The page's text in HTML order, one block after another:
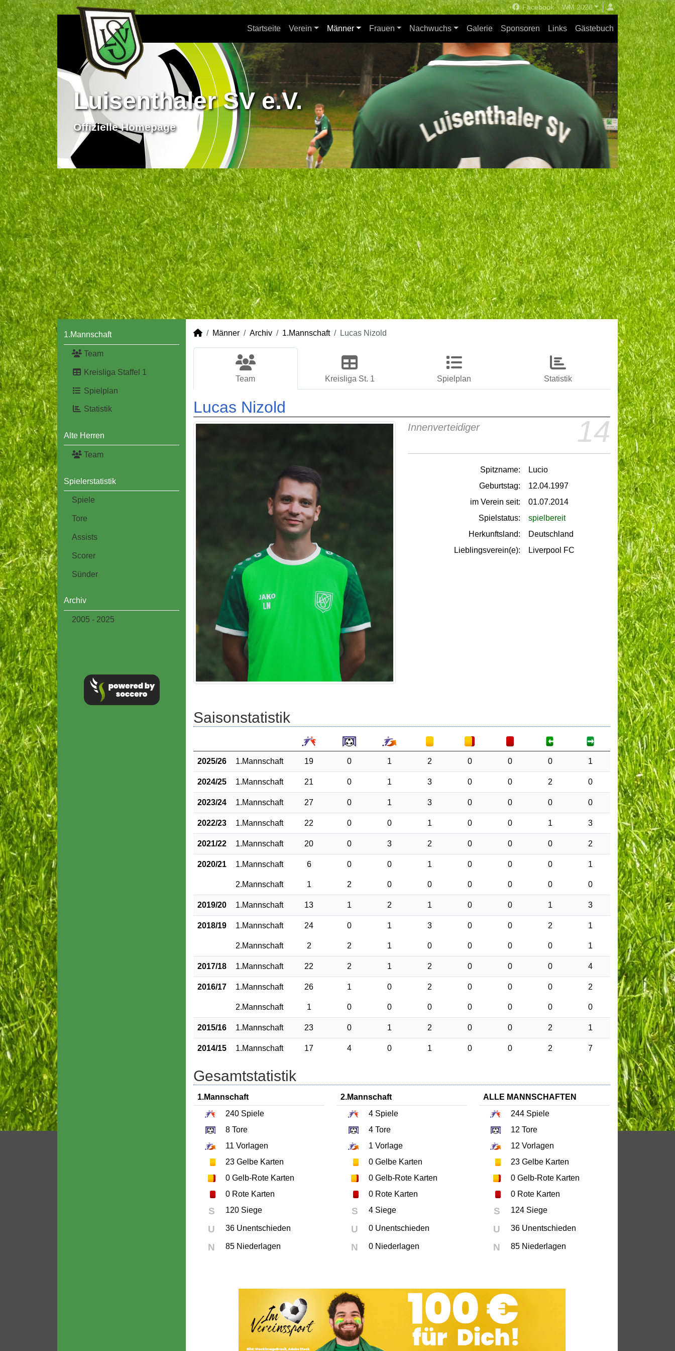
Facebook WM 2026
Startseite Verein Männer Frauen Nachwuchs Galerie Sponsoren Links Gästebuch
Luisenthaler SV e.V.
Offizielle Homepage
1.Mannschaft
Team
Kreisliga Staffel 1
Spielplan
Statistik
Alte Herren
Team
Spielerstatistik
Spiele
Tore
Assists
Scorer
Sünder
Archiv
2005 - 2025
Männer Archiv 1.Mannschaft Lucas Nizold
Team Kreisliga St. 1 Spielplan Statistik
Lucas Nizold
14
Innenverteidiger
Spitzname:
Lucio
Geburtstag:
12.04.1997
im Verein seit:
01.07.2014
Spielstatus:
spielbereit
Herkunftsland:
Deutschland
Lieblingsverein(e):
Liverpool FC
Saisonstatistik
2025/26 1.Mannschaft 19 0 1 2 0 0 0 1
2024/25 1.Mannschaft 21 0 1 3 0 0 2 0
2023/24 1.Mannschaft 27 0 1 3 0 0 0 0
2022/23 1.Mannschaft 22 0 0 1 0 0 1 3
2021/22 1.Mannschaft 20 0 3 2 0 0 0 2
2020/21 1.Mannschaft 6 0 0 1 0 0 0 1
2.Mannschaft 1 2 0 0 0 0 0 0
2019/20 1.Mannschaft 13 1 2 1 0 0 1 3
2018/19 1.Mannschaft 24 0 1 3 0 0 2 1
2.Mannschaft 2 2 1 0 0 0 0 1
2017/18 1.Mannschaft 22 2 1 2 0 0 0 4
2016/17 1.Mannschaft 26 1 0 2 0 0 0 2
2.Mannschaft 1 0 0 0 0 0 0 0
2015/16 1.Mannschaft 23 0 1 2 0 0 2 1
2014/15 1.Mannschaft 17 4 0 1 0 0 2 7
Gesamtstatistik
1.Mannschaft
240 Spiele
8 Tore
11 Vorlagen
23 Gelbe Karten
0 Gelb-Rote Karten
0 Rote Karten
S 120 Siege
U 36 Unentschieden
N 85 Niederlagen
2.Mannschaft
4Spiele
4Tore
1 Vorlage
0Gelbe Karten
0Gelb-Rote Karten
0Rote Karten
S 4 Siege
U 0 Unentschieden
N 0 Niederlagen
ALLE MANNSCHAFTEN
244 Spiele
12 Tore
12 Vorlagen
23 Gelbe Karten
0 Gelb-Rote Karten
0 Rote Karten
S 124 Siege
U 36 Unentschieden
N 85 Niederlagen